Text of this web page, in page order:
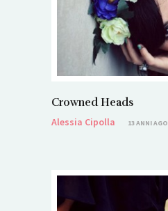
Crowned Heads
Alessia Cipolla
13 ANNI AGO